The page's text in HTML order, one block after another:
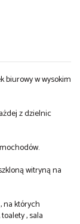
biurowy w wysokim
z dzielnic
witryną na
na których
, sala